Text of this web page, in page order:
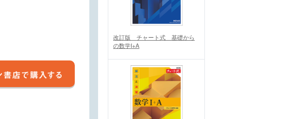
改訂版 チャート式 基礎から
の数学I+A